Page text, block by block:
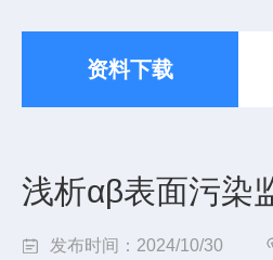
资料下载
浅析αβ表面污染
发布时间：2024/10/30